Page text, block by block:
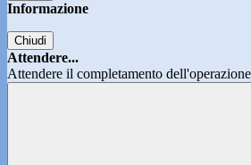
Informazione
Chiudi
Attendere...
Attendere il completamento